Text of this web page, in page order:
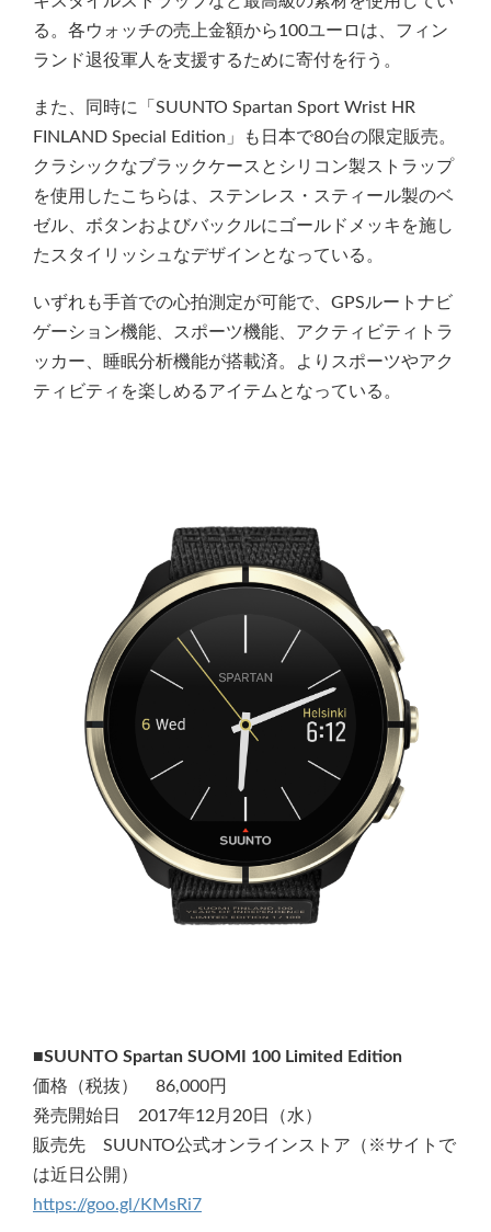
る。各ウォッチの売上金額から100ユーロは、フィン
ランド退役軍人を支援するために寄付を行う。
また、同時に「SUUNTO Spartan Sport Wrist HR
FINLAND Special Edition」も日本で80台の限定販売。
クラシックなブラックケースとシリコン製ストラップ
を使用したこちらは、ステンレス・スティール製のベ
ゼル、ボタンおよびバックルにゴールドメッキを施し
たスタイリッシュなデザインとなっている。
いずれも手首での心拍測定が可能で、GPSルートナビ
ゲーション機能、スポーツ機能、アクティビティトラ
ッカー、睡眠分析機能が搭載済。よりスポーツやアク
ティビティを楽しめるアイテムとなっている。
■SUUNTO Spartan SUOMI 100 Limited Edition
価格（税抜） 86,000円
発売開始日 2017年12月20日（水）
販売先 SUUNTO公式オンラインストア（※サイトで
は近日公開）
https://goo.gl/KMsRi7